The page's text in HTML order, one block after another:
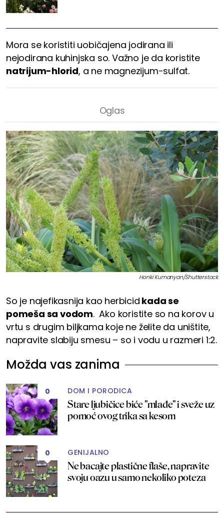
Mora se koristiti uobičajena jodirana ili
nejodirana kuhinjska so. Važno je da koristite
natrijum-hlorid, a ne magnezijum-sulfat.
Honki Kumanyan/Shutterstock
So je najefikasnija kao herbicid kada se
pomeša sa vodom. Ako koristite so na korov u
vrtu s drugim biljkama koje ne želite da uništite,
napravite slabiju smesu – so i vodu u razmeri 1:2.
Možda vas zanima
0 DOM I PORODICA
Stare ljubičice biće "mlađe" i sveže uz
pomoć ovog trika sa kesom
0 GENIJALNO
Ne bacajte plastične flaše, napravite
svoju oazu u samo nekoliko poteza